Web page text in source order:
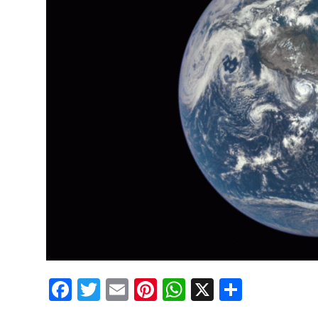
Facebook
Twitter
EmailPinterest
WhatsApp
X